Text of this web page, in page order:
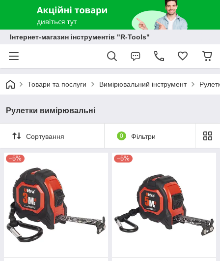
Інтернет-магазин інструментів "R-Tools"
Товари та послуги Вимірювальний інструмент
Рулетки вимірювальні
Сортування 0 Фільтри
–5% –5%